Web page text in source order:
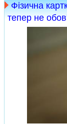
Фізична
тепер не